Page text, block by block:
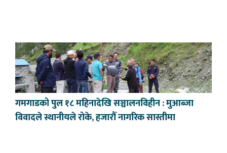
गमगाडको पुल १८ महिनादेखि सञ्चालनविहीन : मुआब्जा
विवादले स्थानीयले रोके, हजारौँ नागरिक सास्तीमा